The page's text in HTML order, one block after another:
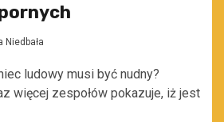
Niedbała
ludowy musi być nudny?
więcej zespołów pokazuje, iż jest